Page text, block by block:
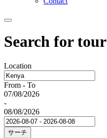
Search for tour
Location
From - To
07/08/2026
-
08/08/2026
サーチ